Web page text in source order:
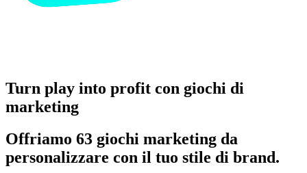
Turn play into profit con giochi di
marketing
Offriamo 63 giochi marketing da
personalizzare con il tuo stile di brand.